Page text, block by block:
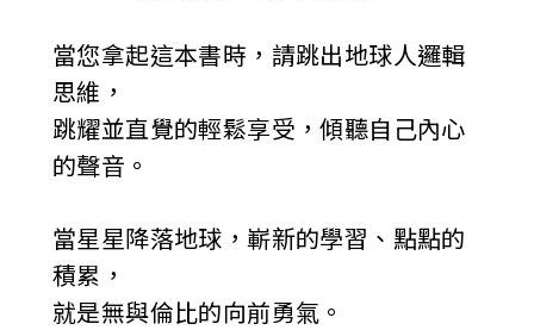
當您拿起這本書時，請跳出地球人邏輯
思維，
跳耀並直覺的輕鬆享受，傾聽自己內心
的聲音。
當星星降落地球，嶄新的學習、點點的
積累，
就是無與倫比的向前勇氣。